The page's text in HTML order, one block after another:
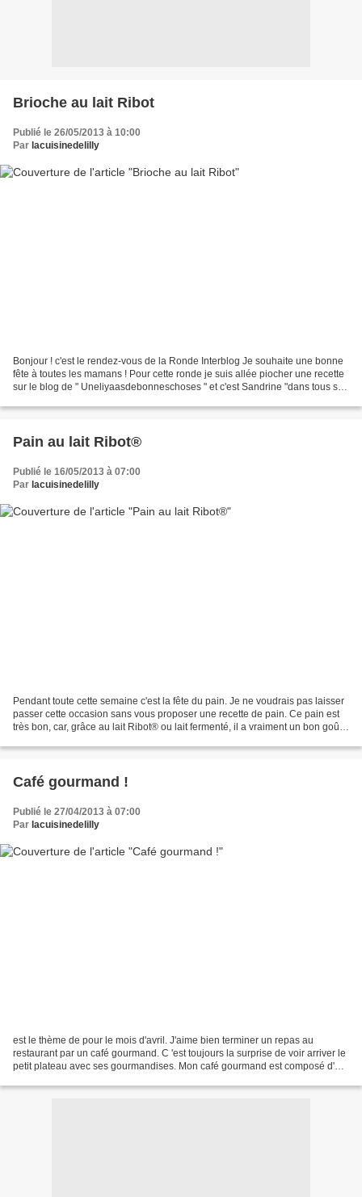
Brioche au lait Ribot
Publié le 26/05/2013 à 10:00
Par lacuisinedelilly
Bonjour ! c'est le rendez-vous de la Ronde Interblog Je souhaite une bonne
fête à toutes les mamans ! Pour cette ronde je suis allée piocher une recette
sur le blog de " Uneliyaasdebonneschoses " et c'est Sandrine "dans tous ses
Pain au lait Ribot®
Publié le 16/05/2013 à 07:00
Par lacuisinedelilly
Pendant toute cette semaine c'est la fête du pain. Je ne voudrais pas laisser
passer cette occasion sans vous proposer une recette de pain. Ce pain est
très bon, car, grâce au lait Ribot® ou lait fermenté, il a vraiment un bon goût
Café gourmand !
Publié le 27/04/2013 à 07:00
Par lacuisinedelilly
est le thème de pour le mois d'avril. J'aime bien terminer un repas au
restaurant par un café gourmand. C 'est toujours la surprise de voir arriver le
petit plateau avec ses gourmandises. Mon café gourmand est composé d'un